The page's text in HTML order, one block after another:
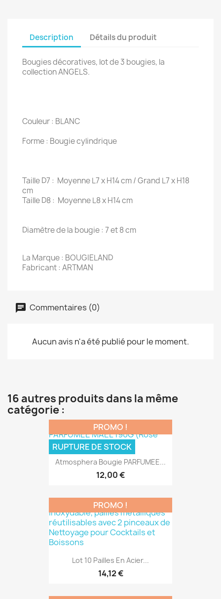
Description Détails du produit
Bougies décoratives, lot de 3 bougies, la
collection ANGELS.
Couleur : BLANC
Forme : Bougie cylindrique
Taille D7 : Moyenne L7 x H14 cm / Grand L7 x H18
cm
Taille D8 : Moyenne L8 x H14 cm
Diamètre de la bougie : 7 et 8 cm
La Marque : BOUGIELAND
Fabricant : ARTMAN
Commentaires (0)
Aucun avis n'a été publié pour le moment.
16 autres produits dans la même
catégorie :
Atmosphera Bougie PARFUMEE...
12,00 €
PROMO !
RUPTURE DE STOCK
Lot 10 Pailles En Acier...
14,12 €
PROMO !